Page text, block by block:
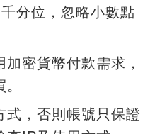
分位，忽略小數點
密貨幣付款需求，
式，否則帳號只保證